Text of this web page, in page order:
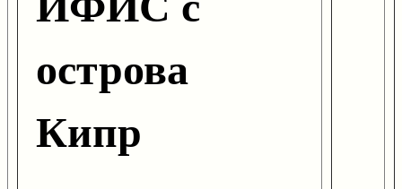
острова
Кипр